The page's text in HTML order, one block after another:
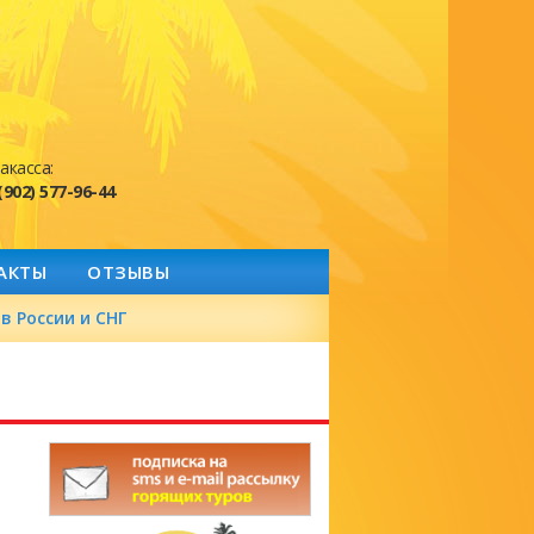
577-96-44
ОТЗЫВЫ
России и СНГ